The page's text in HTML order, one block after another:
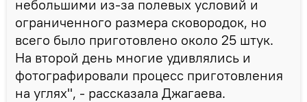
небольшими из-за полевых условий и
ограниченного размера сковородок, но
всего было приготовлено около 25 штук.
На второй день многие удивлялись и
фотографировали процесс приготовления
на углях", - рассказала Джагаева.